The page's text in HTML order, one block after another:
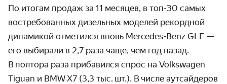
По итогам продаж за 11 месяцев, в топ-30 самых
востребо­ванных дизельных моделей рекордной
динамикой отметился вновь Mercedes-Benz GLE —
его выбирали в 2,7 раза чаще, чем год назад.
В полтора раза прибавился спрос на Volkswagen
Tiguan и BMW X7 (3,3 тыс. шт.). В числе аутсайдеров